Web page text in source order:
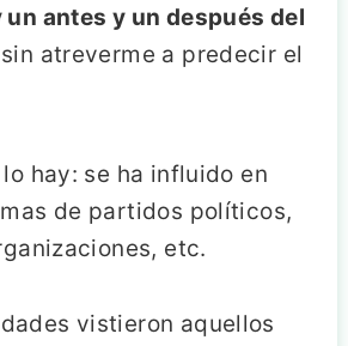
un antes y un después del
atreverme a predecir el
hay: se ha influido en
de partidos políticos,
etc.
vistieron aquellos